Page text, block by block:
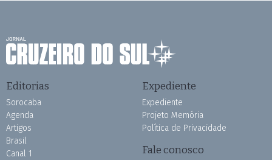
Editorias
Sorocaba
Agenda
Artigos
Brasil
Canal 1
Expediente
Expediente
Projeto Memória
Política de Privacidade
Fale conosco